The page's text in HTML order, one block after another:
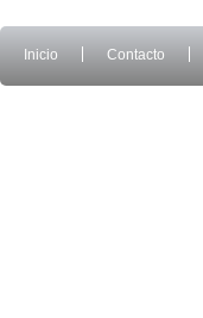
Inicio Contacto